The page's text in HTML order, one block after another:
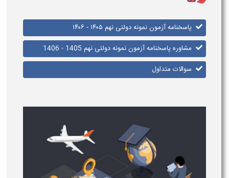
پاسخنامه آزمون نمونه دولتی نهم ۱۴۰۵ - ۱۴۰۶
مشاوره پاسخنامه آزمون نمونه دولتی نهم 1405 - 1406
سوالات متداول